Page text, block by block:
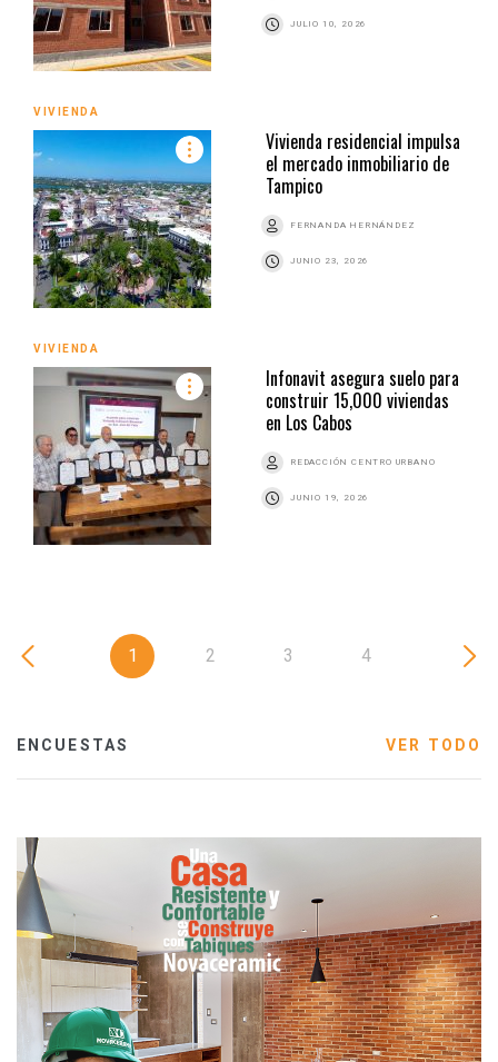
JULIO 10, 2026
VIVIENDA
Vivienda residencial impulsa
el mercado inmobiliario de
Tampico
FERNANDA HERNÁNDEZ
JUNIO 23, 2026
VIVIENDA
Infonavit asegura suelo para
construir 15,000 viviendas
en Los Cabos
REDACCIÓN CENTRO URBANO
JUNIO 19, 2026
1 2 3 4
ENCUESTAS VER TODO